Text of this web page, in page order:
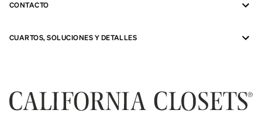
CONTACTO
CUARTOS, SOLUCIONES Y DETALLES